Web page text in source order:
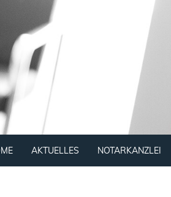
AKTUELLES NOTARKANZLEI